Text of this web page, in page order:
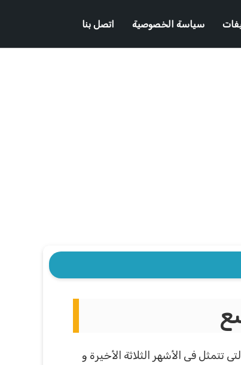
سياسة الخصوصية اتصل بنا
فى الأشهر الثلاثة الأخيرة و